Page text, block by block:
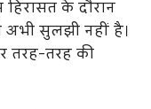
के दौरान
सुलझी नहीं है।
तरह-तरह की